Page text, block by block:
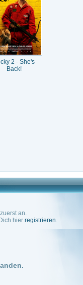
2 - She's
Back!
an.
hier registrieren.